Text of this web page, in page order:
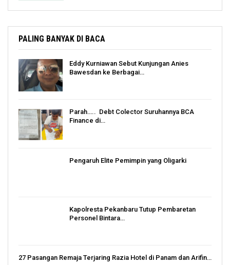
PALING BANYAK DI BACA
Eddy Kurniawan Sebut Kunjungan Anies
Bawesdan ke Berbagai…
Parah….. Debt Colector Suruhannya BCA
Finance di…
Pengaruh Elite Pemimpin yang Oligarki
Kapolresta Pekanbaru Tutup Pembaretan
Personel Bintara…
27 Pasangan Remaja Terjaring Razia Hotel di Panam dan Arifin…